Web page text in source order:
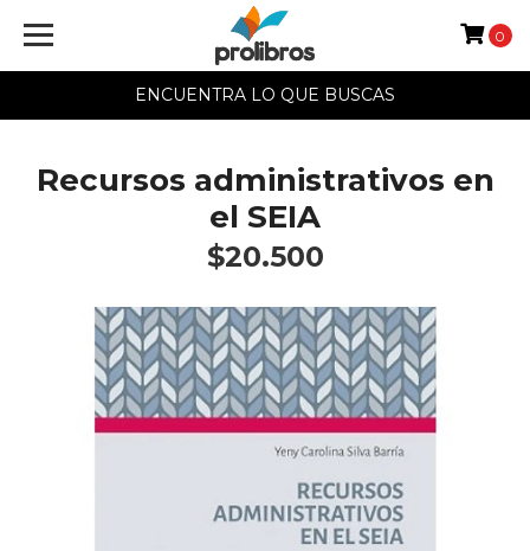
ENCUENTRA LO QUE BUSCAS
0
Recursos administrativos en
el SEIA
$20.500